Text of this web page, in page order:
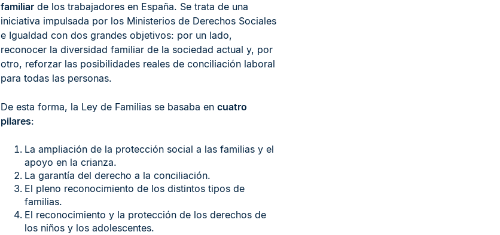
familiarde los trabajadores en España. Se trata de una
iniciativa impulsada por los Ministerios de Derechos Sociales
e Igualdad con dos grandes objetivos: por un lado,
reconocer la diversidad familiar de la sociedad actual y, por
otro, reforzar las posibilidades reales de conciliación laboral
para todas las personas.
De esta forma, la Ley de Familias se basaba en cuatro
pilares:
La ampliación de la protección social a las familias y el
apoyo en la crianza.
La garantía del derecho a la conciliación.
El pleno reconocimiento de los distintos tipos de
familias.
El reconocimiento y la protección de los derechos de
los niños y los adolescentes.